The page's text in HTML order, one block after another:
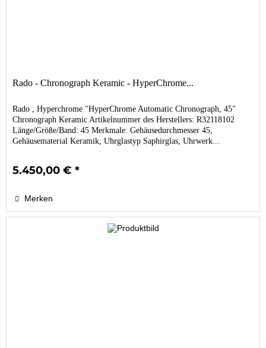
Rado - Chronograph Keramic - HyperChrome...
Rado , Hyperchrome "HyperChrome Automatic Chronograph, 45"
Chronograph Keramic Artikelnummer des Herstellers: R32118102
Länge/Größe/Band: 45 Merkmale: Gehäusedurchmesser 45,
Gehäusematerial Keramik, Uhrglastyp Saphirglas, Uhrwerk...
5.450,00 € *
Merken